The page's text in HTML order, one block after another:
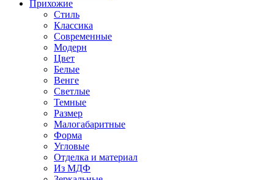
Прихожие
Стиль
Классика
Современные
Модерн
Цвет
Белые
Венге
Светлые
Темные
Размер
Малогабаритные
Форма
Угловые
Отделка и материал
Из МДФ